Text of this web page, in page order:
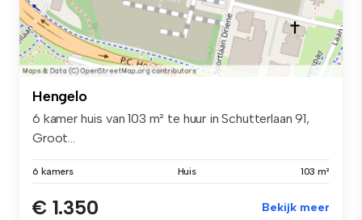
Hengelo
6 kamer huis van 103 m² te huur in Schutterlaan 91,
Groot...
6 kamers Huis 103 m²
€ 1.350 Bekijk meer